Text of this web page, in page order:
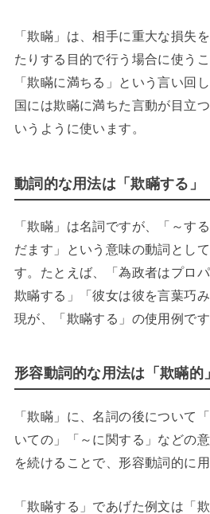
「欺瞞」は、相手に重大な損失
たりする目的で行う場合に使う
「欺瞞に満ちる」という言い回
国には欺瞞に満ちた言動が目立
いうように使います。
動詞的な用法は「欺瞞する」
「欺瞞」は名詞ですが、「～す
だます」という意味の動詞とし
す。たとえば、「為政者はプロ
欺瞞する」「彼女は彼を言葉巧
現が、「欺瞞する」の使用例です
形容動詞的な用法は「欺瞞的」
「欺瞞」に、名詞の後について
いての」「～に関する」などの
を続けることで、形容動詞的に
「欺瞞する」であげた例文は「